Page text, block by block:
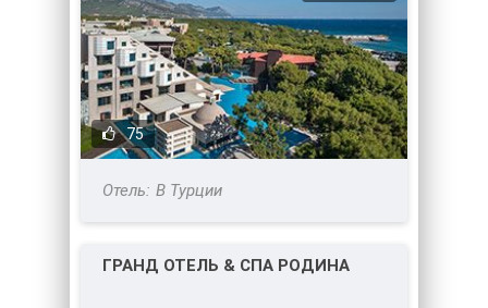
75
В Турции
ГРАНД ОТЕЛЬ & СПА РОДИНА